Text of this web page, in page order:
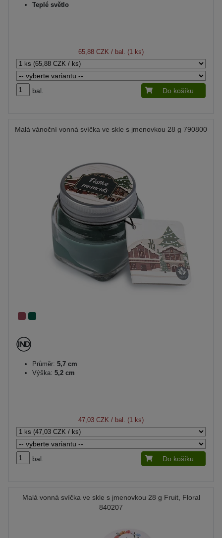
Teplé světlo
65,88 CZK / bal. (1 ks)
bal. Do košíku
Malá vánoční vonná svíčka ve skle s jmenovkou 28 g 790800
Průměr: 5,7 cm
Výška: 5,2 cm
47,03 CZK / bal. (1 ks)
bal. Do košíku
Malá vonná svíčka ve skle s jmenovkou 28 g Fruit, Floral
840207